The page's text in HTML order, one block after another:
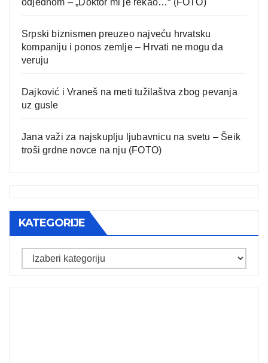
odjednom – „Doktor mi je rekao…“ (FOTO)
Srpski biznismen preuzeo najveću hrvatsku
kompaniju i ponos zemlje – Hrvati ne mogu da
veruju
Dajković i Vraneš na meti tužilaštva zbog pevanja
uz gusle
Jana važi za najskuplju ljubavnicu na svetu – Šeik
troši grdne novce na nju (FOTO)
KATEGORIJE
Kategorije